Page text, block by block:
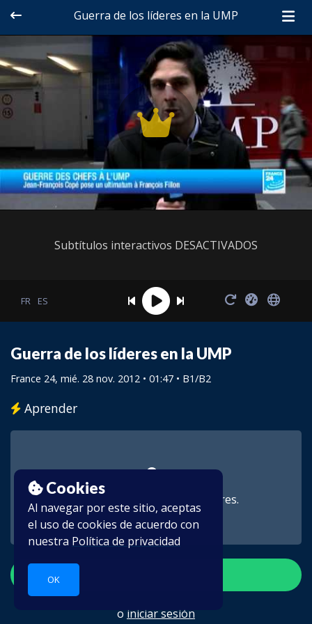
Cookies
Al navegar por este sitio, aceptas
el uso de cookies de acuerdo con
nuestra Política de privacidad
OK
Guerra de los líderes en la UMP
Subtítulos interactivos DESACTIVADOS
FR ES
Guerra de los líderes en la UMP
France 24, mié. 28 nov. 2012 • 01:47 • B1/B2
Aprender
Este vídeo es para suscriptores.
o iniciar sesión